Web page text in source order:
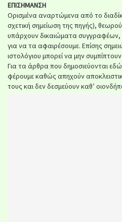
ΕΠΙΣΗΜΑΝΣΗ
Ορισμένα αναρτώμενα από το
σχετική σημείωση της πηγής),
υπάρχουν δικαιώματα
για να τα αφαιρέσουμε. Επίσης
ιστολόγιου μπορεί να μην
Για τα άρθρα που δημοσιεύονται
φέρουμε καθώς απηχούν
τους και δεν δεσμεύουν καθ’